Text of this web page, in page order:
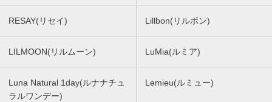
RESAY(リセイ) Lillbon(リルボン)
LILMOON(リルムーン) LuMia(ルミア)
Luna Natural 1day(ルナナチュ
ラルワンデー)
Lemieu(ルミュー)